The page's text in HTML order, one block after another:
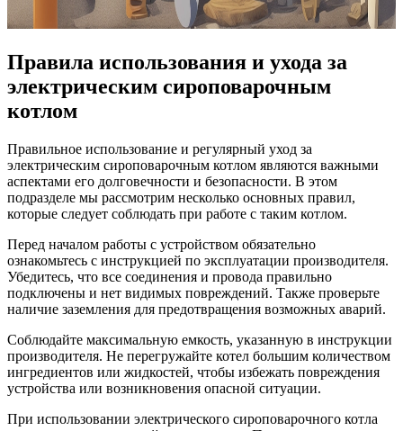
Правила использования и ухода за
электрическим сироповарочным
котлом
Правильное использование и регулярный уход за
электрическим сироповарочным котлом являются важными
аспектами его долговечности и безопасности. В этом
подразделе мы рассмотрим несколько основных правил,
которые следует соблюдать при работе с таким котлом.
Перед началом работы с устройством обязательно
ознакомьтесь с инструкцией по эксплуатации производителя.
Убедитесь, что все соединения и провода правильно
подключены и нет видимых повреждений. Также проверьте
наличие заземления для предотвращения возможных аварий.
Соблюдайте максимальную емкость, указанную в инструкции
производителя. Не перегружайте котел большим количеством
ингредиентов или жидкостей, чтобы избежать повреждения
устройства или возникновения опасной ситуации.
При использовании электрического сироповарочного котла